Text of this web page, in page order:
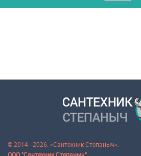
© 2014 - 2026. «Сантехник Степаныч».
ООО "Сантехник Степаныч"